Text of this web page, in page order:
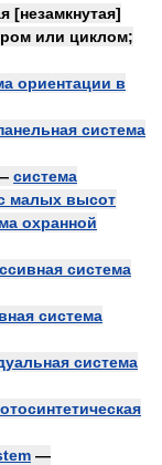
[незамкнутая]
или циклом;
ориентации в
система
система
малых высот
охранной
система
система
система
—